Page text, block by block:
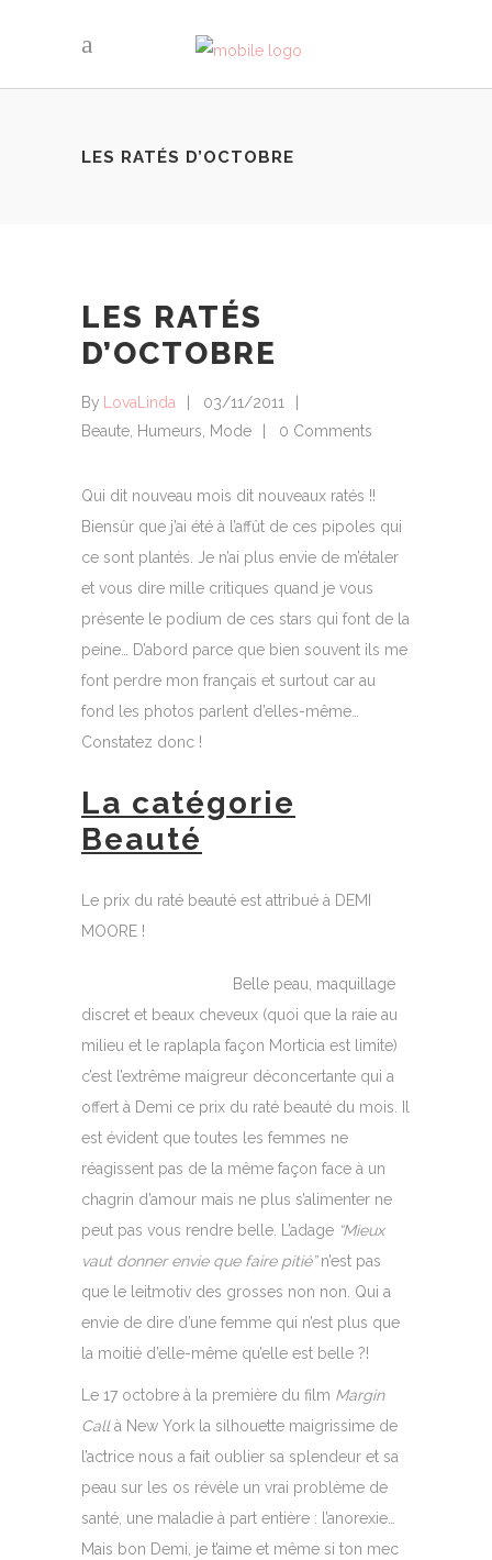
LES RATÉS D’OCTOBRE
LES RATÉS
D’OCTOBRE
By LovaLinda
03/11/2011
Beaute, Humeurs, Mode 0 Comments
Qui dit nouveau mois dit nouveaux ratés !!
Biensûr que j’ai été à l’affût de ces pipoles qui
ce sont plantés. Je n’ai plus envie de m’étaler
et vous dire mille critiques quand je vous
présente le podium de ces stars qui font de la
peine… D’abord parce que bien souvent ils me
font perdre mon français et surtout car au
fond les photos parlent d’elles-même…
Constatez donc !
La catégorie
Beauté
Le prix du raté beauté est attribué à DEMI
MOORE !
Belle peau, maquillage
discret et beaux cheveux (quoi que la raie au
milieu et le raplapla façon Morticia est limite)
c’est l’extrême maigreur déconcertante qui a
offert à Demi ce prix du raté beauté du mois. Il
est évident que toutes les femmes ne
réagissent pas de la même façon face à un
chagrin d’amour mais ne plus s’alimenter ne
peut pas vous rendre belle. L’adage “Mieux
vaut donner envie que faire pitié”n’est pas
que le leitmotiv des grosses non non. Qui a
envie de dire d’une femme qui n’est plus que
la moitié d’elle-même qu’elle est belle ?!
Le 17 octobre à la première du film Margin
Callà New York la silhouette maigrissime de
l’actrice nous a fait oublier sa splendeur et sa
peau sur les os révèle un vrai problème de
santé, une maladie à part entière : l’anorexie…
Mais bon Demi, je t’aime et même si ton mec